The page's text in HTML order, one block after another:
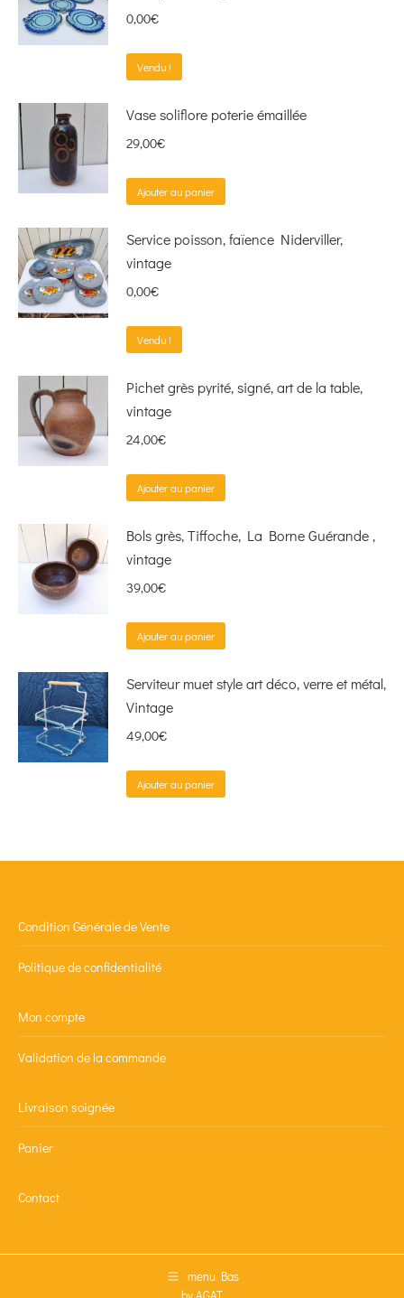
0,00€
Vendu !
Vase soliflore poterie émaillée
29,00€
Ajouter au panier
Service poisson, faïence Niderviller,
vintage
0,00€
Vendu !
Pichet grès pyrité, signé, art de la table,
vintage
24,00€
Ajouter au panier
Bols grès, Tiffoche, La Borne Guérande ,
vintage
39,00€
Ajouter au panier
Serviteur muet style art déco, verre et métal,
Vintage
49,00€
Ajouter au panier
Condition Générale de Vente
Politique de confidentialité
Mon compte
Validation de la commande
Livraison soignée
Panier
Contact
menu Bas
by AGAT